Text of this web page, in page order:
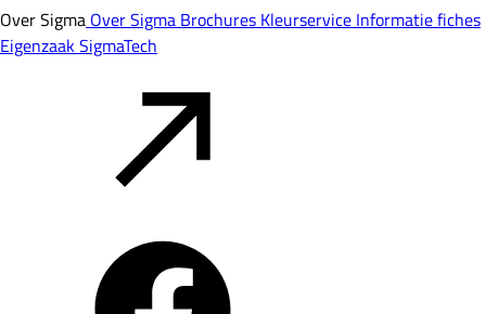
Over Sigma Over Sigma Brochures Kleurservice Informatie fiches
EigenzaakSigmaTech